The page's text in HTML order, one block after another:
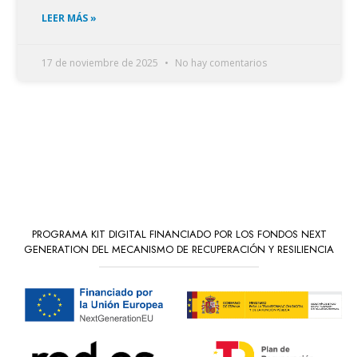
LEER MÁS »
17 de noviembre de 2025 No hay comentarios
PROGRAMA KIT DIGITAL FINANCIADO POR LOS FONDOS NEXT
GENERATION DEL MECANISMO DE RECUPERACIÓN Y RESILIENCIA